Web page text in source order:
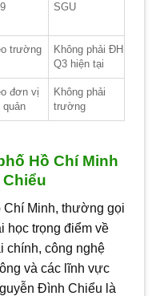
SGU
trường
Không phải ĐH
Q3 hiện tại
đơn vị
quản
Không phải
trường
Hồ Chí Minh
Minh, thường gọi
học trọng điểm về
chính, công nghệ
và các lĩnh vực
Đình Chiểu là